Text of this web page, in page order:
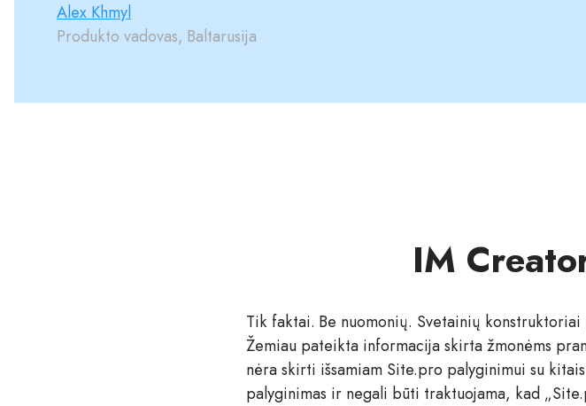
Alex Khmyl
Produkto vadovas, Baltarusija
IM
Tik faktai. Be nuomonių. Svetainių
Žemiau pateikta informacija skirta žmonėms
nėra skirti išsamiam Site.pro palyginimui su
palyginimas ir negali būti traktuojama, kad